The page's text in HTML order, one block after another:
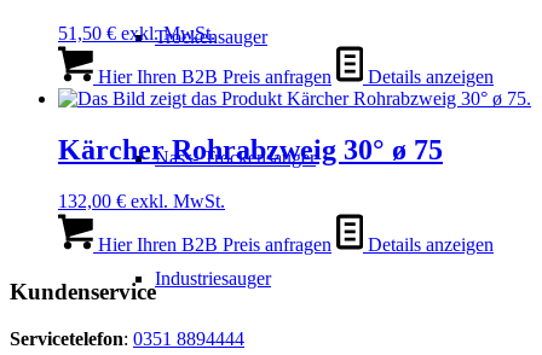
Trockensauger
Nass- Trockensauger
Industriesauger
51,50 € exkl. MwSt.
Hier Ihren B2B Preis anfragen Details anzeigen
Kärcher Rohrabzweig 30° ø 75
132,00 € exkl. MwSt.
Hier Ihren B2B Preis anfragen Details anzeigen
Kundenservice
Servicetelefon: 0351 8894444